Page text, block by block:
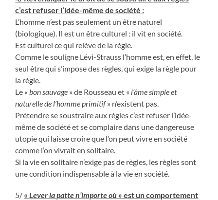
c’est refuser l’idée-même de société :
L’homme n’est pas seulement un être naturel
(biologique). Il est un être culturel : il vit en société.
Est culturel ce qui relève de la règle.
Comme le souligne Lévi-Strauss l’homme est, en effet, le
seul être qui s’impose des règles, qui exige la règle pour
la règle.
Le «bon sauvage » de Rousseau et « l’âme simple et
naturelle de l’homme primitif» n’existent pas.
Prétendre se soustraire aux règles c’est refuser l’idée-
même de société et se complaire dans une dangereuse
utopie qui laisse croire que l’on peut vivre en société
comme l’on vivrait en solitaire.
Si la vie en solitaire n’exige pas de règles, les règles sont
une condition indispensable à la vie en société.
5/ «Lever la patte n’importe où » est un comportement